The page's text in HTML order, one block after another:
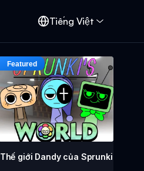
Tiếng Việt
Thế giới Dandy của Sprunki